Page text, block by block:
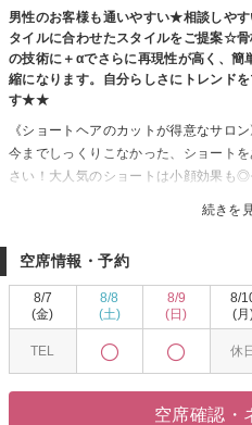
男性のお客様も通いやすい★相談しや
タイルに合わせたスタイルをご提案☆
の技術に＋αでさらに再現性が高く、簡
縮になります。自分らしさにトレンド
す★★
続きを
《ショートヘアのカットが得意なサロン
今までしっくりこなかった、ショート
さい！大人気のショートは小顔効果も
ダメージをケアするだけではなく、そ
調合！丁寧にカウンセリングし、デザ
トレンドスタイルへ。透明感/ツヤ感あ
歳を重ねることによっての髪質変化で
ンク上の髪質改善"シルキーストレート"
空席情報・予約
8/7
(金)
TEL
8/8
(土)
8/9
(日)
8/
(月
休日
空席確認・